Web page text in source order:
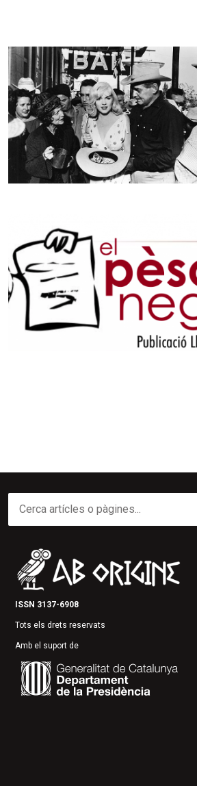
ISSN 3137-6908
Tots els drets reservats
Amb el suport de